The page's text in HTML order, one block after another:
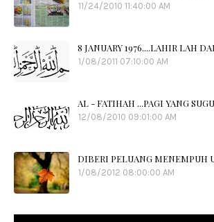
11/24/2010 11:40:00 AM
8 JANUARY 1976....LAHIR LAH
1/08/2011 07:10:00 AM
AL - FATIHAH ...PAGI YANG
12/08/2010 09:01:00 AM
DIBERI PELUANG MENEMPUH
1/08/2012 08:00:00 AM